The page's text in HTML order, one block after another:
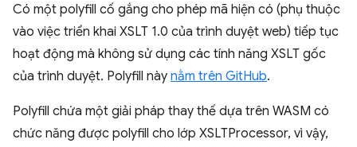
Có một polyfill cố gắng cho phép mã hiện có (phụ thuộc
vào việc triển khai XSLT 1.0 của trình duyệt web) tiếp tục
hoạt động mà không sử dụng các tính năng XSLT gốc
của trình duyệt. Polyfill này nằm trên GitHub.
Polyfill chứa một giải pháp thay thế dựa trên WASM có
chức năng được polyfill cho lớp XSLTProcessor, vì vậy,